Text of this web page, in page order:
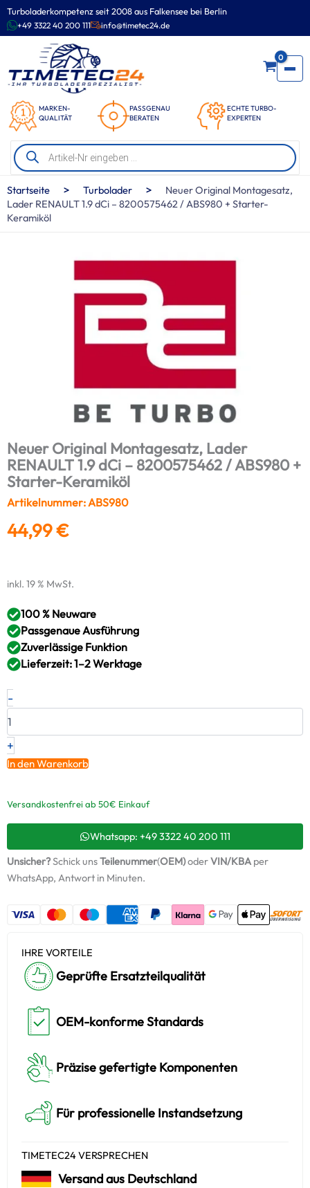
Turboladerkompetenz seit 2008 aus Falkensee bei Berlin
+49 3322 40 200 111 info@timetec24.de
MARKEN-
QUALITÄT
PASSGENAU
BERATEN
ECHTE TURBO-
EXPERTEN
0
Products
search
Zum
Inhalt
springen
Startseite > Turbolader >
Neuer Original Montagesatz,
Lader RENAULT 1.9 dCi – 8200575462 / ABS980 + Starter-
Keramiköl
Neuer Original Montagesatz, Lader
RENAULT 1.9 dCi – 8200575462 / ABS980 +
Starter-Keramiköl
Artikelnummer: ABS980
44,99€
inkl. 19 % MwSt.
100 % Neuware
Passgenaue Ausführung
Zuverlässige Funktion
Lieferzeit: 1–2 Werktage
-
Neuer
Original
RENAULT
1.9
dCi
8200575462
ABS980
Starter-
Keramiköl
Menge
+
In den Warenkorb
Versandkostenfrei ab 50€ Einkauf
Whatsapp: +49 3322 40 200 111
Unsicher?Schick unsTeilenummer(OEM)oderVIN/KBAper
WhatsApp, Antwort in Minuten.
IHRE VORTEILE
Geprüfte Ersatzteilqualität
OEM-konforme Standards
Präzise gefertigte Komponenten
Für professionelle Instandsetzung
TIMETEC24 VERSPRECHEN
Versand aus Deutschland